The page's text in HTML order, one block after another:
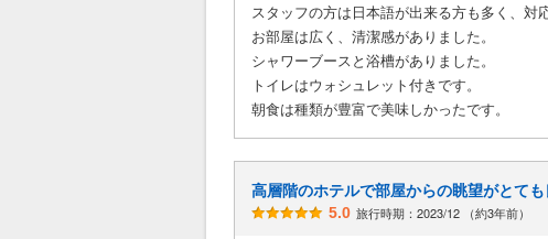
スタッフの方は日本語が出来る方も多く、対
お部屋は広く、清潔感がありました。
シャワーブースと浴槽がありました。
トイレはウォシュレット付きです。
朝食は種類が豊富で美味しかったです。
高層階のホテルで部屋からの眺望がとて
5.0 旅行時期：2023/12 （約3年前）